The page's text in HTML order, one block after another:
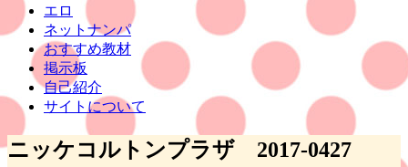
エロ
ネットナンパ
おすすめ教材
掲示板
自己紹介
サイトについて
ニッケコルトンプラザ 2017-0427